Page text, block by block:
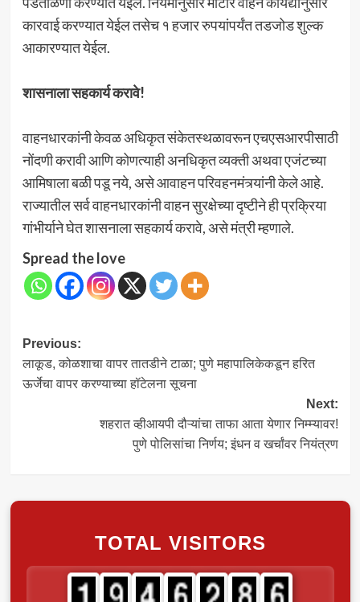
कारवाई करण्यात येईल तसेच १ हजार रुपयांपर्यंत तडजोड शुल्क
आकारण्यात येईल.
शासनाला सहकार्य करावे!
वाहनधारकांनी केवळ अधिकृत संकेतस्थळावरून एचएसआरपीसाठी
नोंदणी करावी आणि कोणत्याही अनधिकृत व्यक्ती अथवा एजंटच्या
आमिषाला बळी पडू नये, असे आवाहन परिवहनमंत्र्यांनी केले आहे.
राज्यातील सर्व वाहनधारकांनी वाहन सुरक्षेच्या दृष्टीने ही प्रक्रिया
गांभीर्याने घेत शासनाला सहकार्य करावे, असे मंत्री म्हणाले.
Spread the love
Post
navigation
Previous:
लाकूड, कोळशाचा वापर तातडीने टाळा; पुणे महापालिकेकडून हरित
ऊर्जेचा वापर करण्याच्या हॉटेलना सूचना
Next:
शहरात व्हीआयपी दौऱ्यांचा ताफा आता येणार निम्म्यावर!
पुणे पोलिसांचा निर्णय; इंधन व खर्चांवर नियंत्रण
TOTAL VISITORS